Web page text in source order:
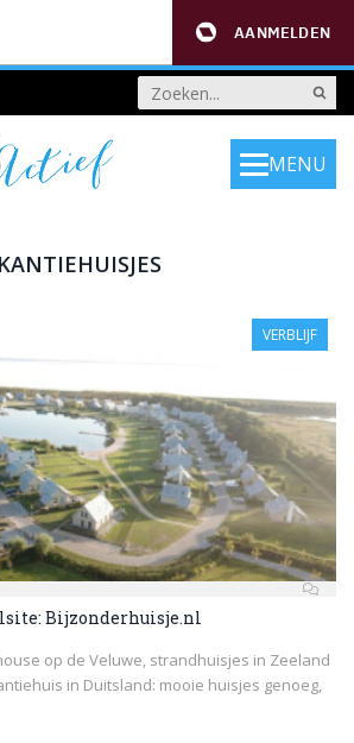
AANMELDEN
MENU
VERBLIJF
Bijzonderhuisje.nl
op de Veluwe, strandhuisjes in Zeeland
in Duitsland: mooie huisjes genoeg,